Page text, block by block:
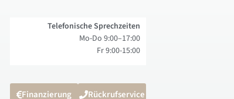
Telefonische Sprechzeiten
Mo-Do 9:00–17:00
Fr 9:00-15:00
Finanzierung Rückrufservice